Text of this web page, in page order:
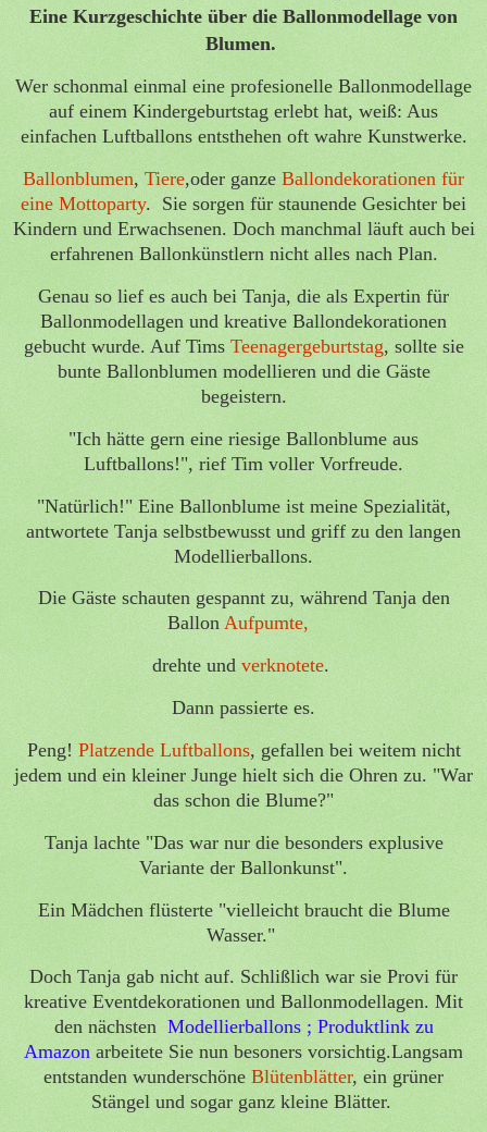
Eine Kurzgeschichte über die Ballonmodellage von
Blumen.
Wer schonmal einmal eine profesionelle Ballonmodellage
auf einem Kindergeburtstag erlebt hat, weiß: Aus
einfachen Luftballons entsthehen oft wahre Kunstwerke.
Ballonblumen, Tiere,oder ganze Ballondekorationen für
eine Mottoparty. Sie sorgen für staunende Gesichter bei
Kindern und Erwachsenen. Doch manchmal läuft auch bei
erfahrenen Ballonkünstlern nicht alles nach Plan.
Genau so lief es auch bei Tanja, die als Expertin für
Ballonmodellagen und kreative Ballondekorationen
gebucht wurde. Auf Tims Teenagergeburtstag, sollte sie
bunte Ballonblumen modellieren und die Gäste
begeistern.
"Ich hätte gern eine riesige Ballonblume aus
Luftballons!", rief Tim voller Vorfreude.
"Natürlich!" Eine Ballonblume ist meine Spezialität,
antwortete Tanja selbstbewusst und griff zu den langen
Modellierballons.
Die Gäste schauten gespannt zu, während Tanja den
Ballon Aufpumte,
drehte und verknotete.
Dann passierte es.
Peng! Platzende Luftballons, gefallen bei weitem nicht
jedem und ein kleiner Junge hielt sich die Ohren zu. "War
das schon die Blume?"
Tanja lachte "Das war nur die besonders explusive
Variante der Ballonkunst".
Ein Mädchen flüsterte "vielleicht braucht die Blume
Wasser."
Doch Tanja gab nicht auf. Schlißlich war sie Provi für
kreative Eventdekorationen und Ballonmodellagen. Mit
den nächsten Modellierballons ; Produktlink zu
Amazon arbeitete Sie nun besoners vorsichtig.Langsam
entstanden wunderschöne Blütenblätter, ein grüner
Stängel und sogar ganz kleine Blätter.